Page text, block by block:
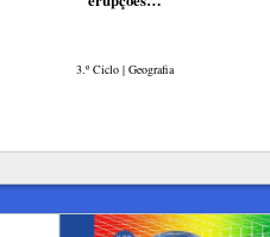
3.º Ciclo | Geografia